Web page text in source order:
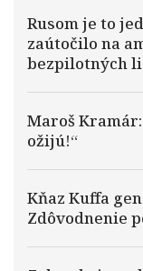
Rusom je to
zaútočilo na
bezpilotných
Maroš
ožijú!“
Kňaz Kuffa
Zdôvodnenie